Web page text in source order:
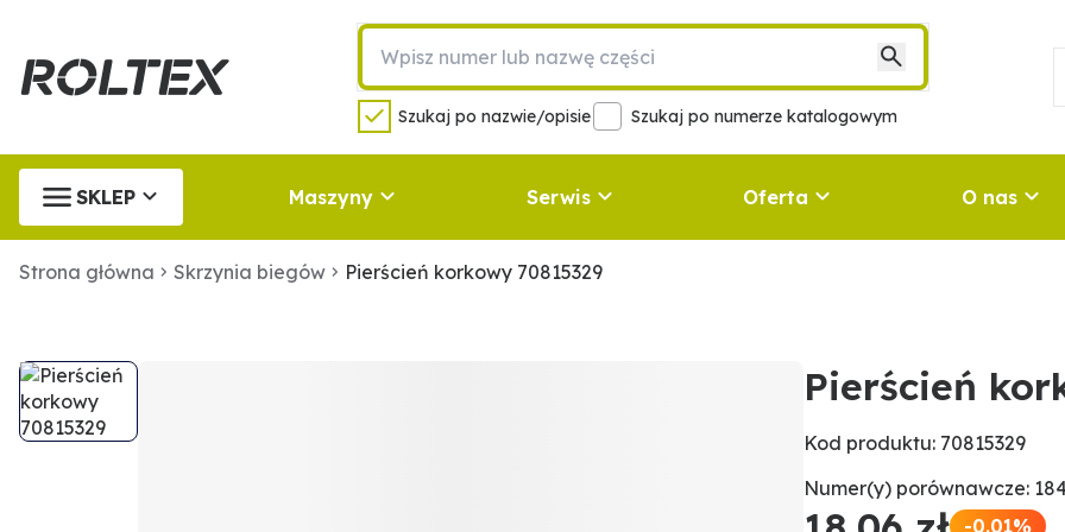
Szukaj po nazwie/opisie Szukaj po numerze katalogowym
SKLEP Maszyny Serwis Oferta O nas
Strona główna Skrzynia biegów Pierścień korkowy 70815329
Pierścień
Kod produktu: 70815329
Numer(y) porównawcze:
-0.01%